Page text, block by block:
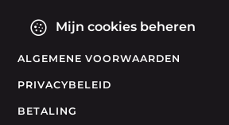
Mijn cookies beheren
ALGEMENE VOORWAARDEN
PRIVACYBELEID
BETALING